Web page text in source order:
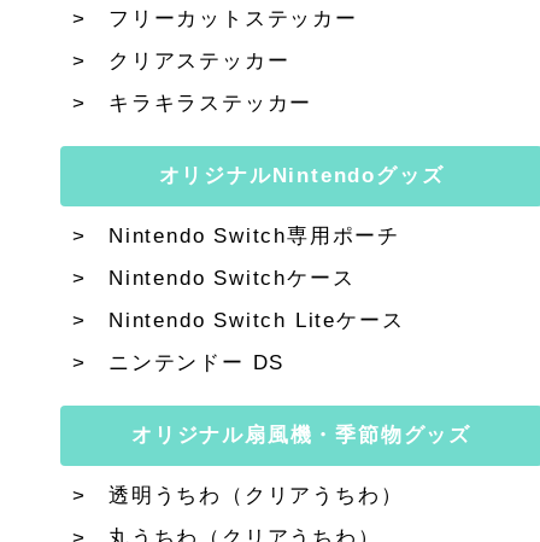
フリーカットステッカー
クリアステッカー
キラキラステッカー
オリジナルNintendoグッズ
Nintendo Switch専用ポーチ
Nintendo Switchケース
Nintendo Switch Liteケース
ニンテンドー DS
オリジナル扇風機・季節物グッズ
透明うちわ（クリアうちわ）